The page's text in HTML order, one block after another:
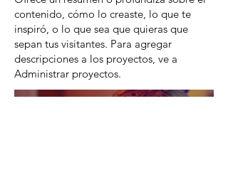
contenido, cómo lo creaste, lo que te
inspiró, o lo que sea que quieras que
sepan tus visitantes. Para agregar
descripciones a los proyectos, ve a
Administrar proyectos.